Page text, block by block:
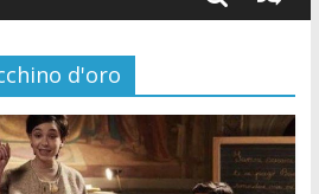
d'oro